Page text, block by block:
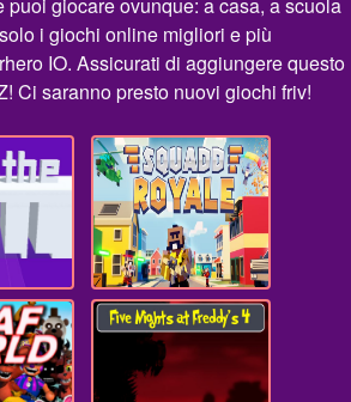
puoi giocare ovunque: a casa, a scuola
i giochi online migliori e più
IO. Assicurati di aggiungere questo
Ci saranno presto nuovi giochi friv!